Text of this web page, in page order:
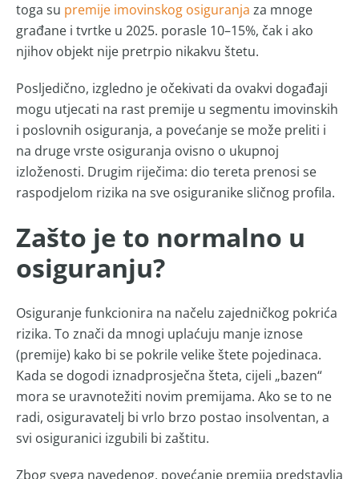
toga su premije imovinskog osiguranja za mnoge
građane i tvrtke u 2025. porasle 10–15%, čak i ako
njihov objekt nije pretrpio nikakvu štetu.
Posljedično, izgledno je očekivati da ovakvi događaji
mogu utjecati na rast premije u segmentu imovinskih
i poslovnih osiguranja, a povećanje se može preliti i
na druge vrste osiguranja ovisno o ukupnoj
izloženosti. Drugim riječima: dio tereta prenosi se
raspodjelom rizika na sve osiguranike sličnog profila.
Zašto je to normalno u
osiguranju?
Osiguranje funkcionira na načelu zajedničkog pokrića
rizika. To znači da mnogi uplaćuju manje iznose
(premije) kako bi se pokrile velike štete pojedinaca.
Kada se dogodi iznadprosječna šteta, cijeli „bazen“
mora se uravnotežiti novim premijama. Ako se to ne
radi, osiguravatelj bi vrlo brzo postao insolventan, a
svi osiguranici izgubili bi zaštitu.
Zbog svega navedenog, povećanje premija predstavlja